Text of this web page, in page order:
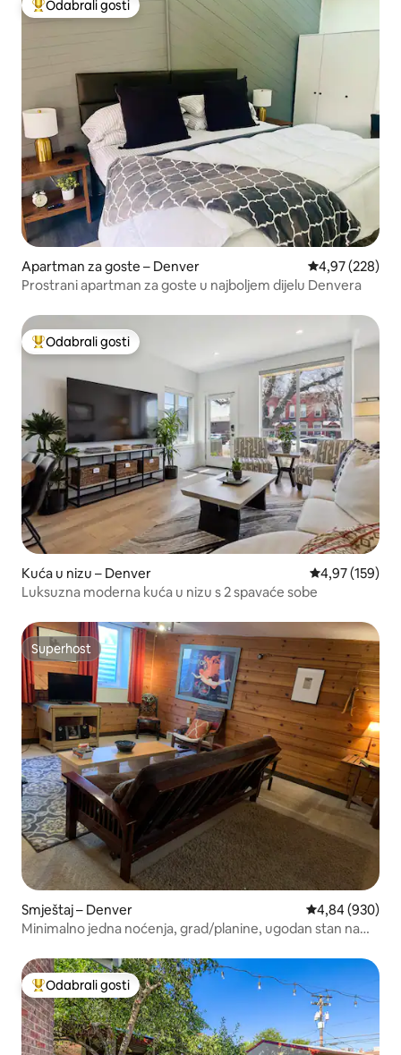
Među najviše rangiranima s oznakom „Odabrali gosti”
Odabrali gosti
Apartman za goste – Denver Prosječna
4,97 (228)
Prostrani apartman za goste u najboljem dijelu Denvera
Među najviše rangiranima s oznakom „Odabrali gosti”
Odabrali gosti
Kuća u nizu – Denver Prosječna
4,97 (159)
Luksuzna moderna kuća u nizu s 2 spavaće sobe
Superhost
Superhost
Smještaj – Denver Prosječna
4,84 (930)
Minimalno jedna noćenja, grad/planine, ugodan stan na
Među najviše rangiranima s oznakom „Odabrali gosti”
Odabrali gosti